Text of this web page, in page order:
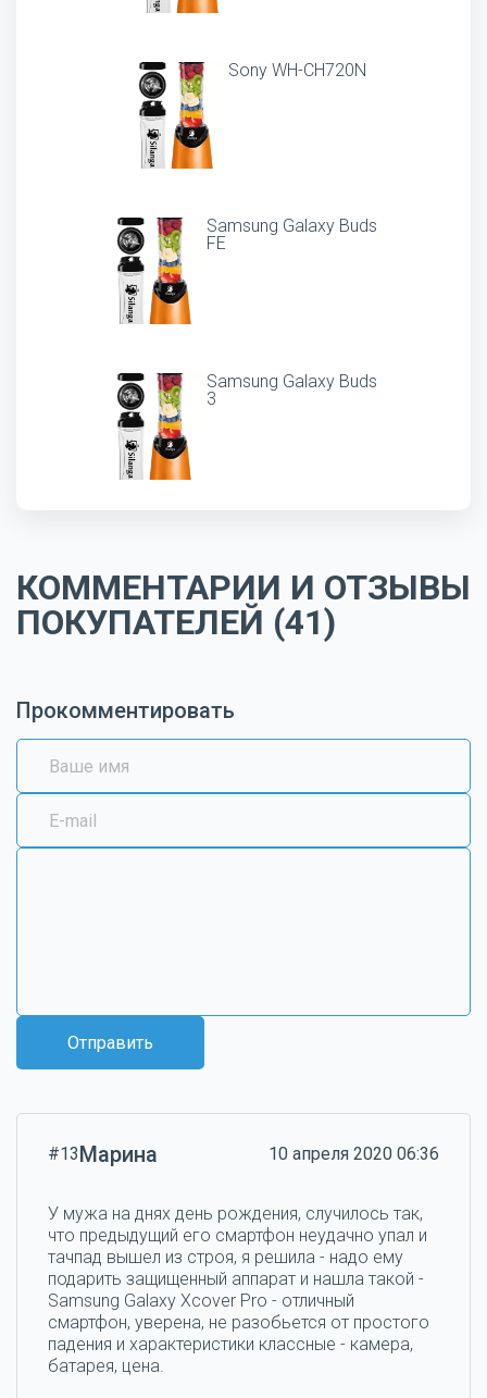
Sony WH-CH720N
Samsung Galaxy Buds
FE
Samsung Galaxy Buds
3
КОММЕНТАРИИ И ОТЗЫВЫ
ПОКУПАТЕЛЕЙ (41)
Прокомментировать
Отправить
#13Марина 10 апреля 2020 06:36
У мужа на днях день рождения, случилось так,
что предыдущий его смартфон неудачно упал и
тачпад вышел из строя, я решила - надо ему
подарить защищенный аппарат и нашла такой -
Samsung Galaxy Xcover Pro - отличный
смартфон, уверена, не разобьется от простого
падения и характеристики классные - камера,
батарея, цена.